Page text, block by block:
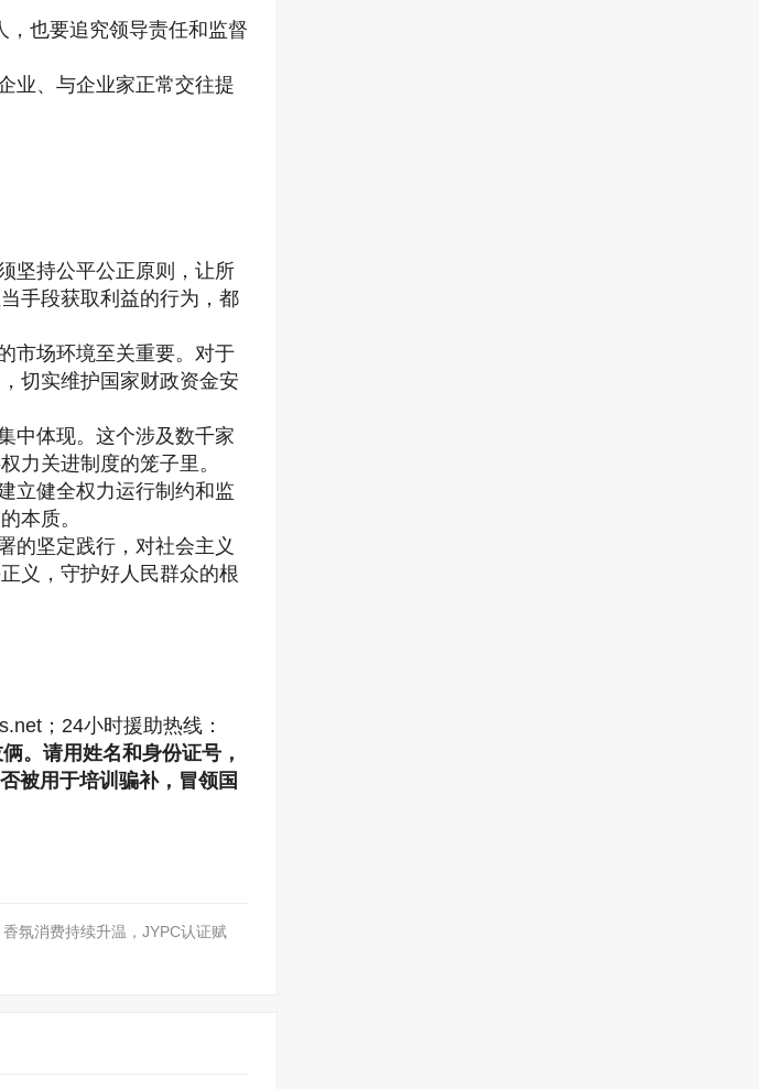
，也要追究领导责任和监督
业、与企业家正常交往提
坚持公平公正原则，让所
手段获取利益的行为，都
市场环境至关重要。对于
切实维护国家财政资金安
中体现。这个涉及数千家
力关进制度的笼子里。
立健全权力运行制约和监
本质。
的坚定践行，对社会主义
义，守护好人民群众的根
；24小时援助热线：
。请用姓名和身份证号，
被用于培训骗补，冒领国
氛消费持续升温，JYPC认证赋